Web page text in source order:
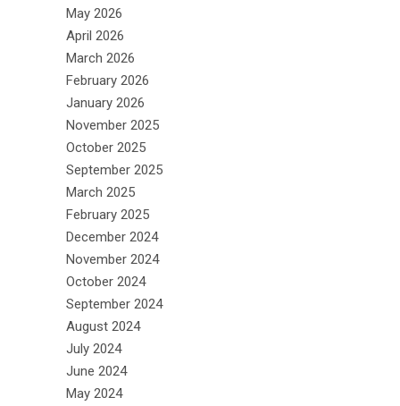
May 2026
April 2026
March 2026
February 2026
January 2026
November 2025
October 2025
September 2025
March 2025
February 2025
December 2024
November 2024
October 2024
September 2024
August 2024
July 2024
June 2024
May 2024